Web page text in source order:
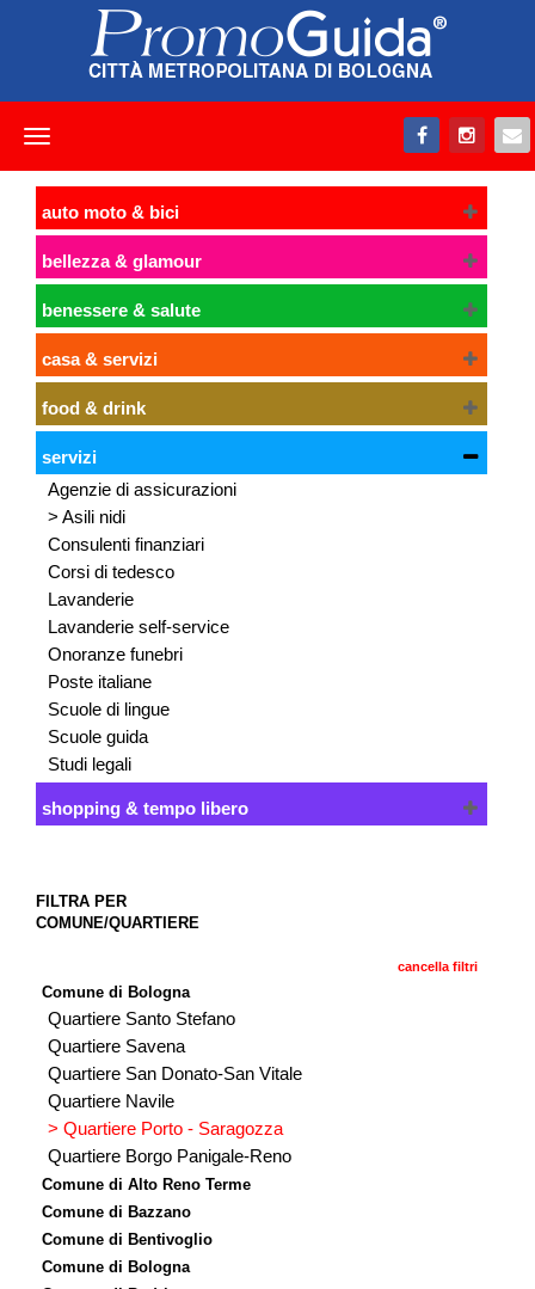
Toggle
auto moto & bici
bellezza & glamour
benessere & salute
casa & servizi
food & drink
servizi
Agenzie di assicurazioni
> Asili nidi
Consulenti finanziari
Corsi di tedesco
Lavanderie
Lavanderie self-service
Onoranze funebri
Poste italiane
Scuole di lingue
Scuole guida
Studi legali
shopping & tempo libero
FILTRA PER
COMUNE/QUARTIERE
cancella filtri
Comune di Bologna
Quartiere Santo Stefano
Quartiere Savena
Quartiere San Donato-San Vitale
Quartiere Navile
> Quartiere Porto - Saragozza
Quartiere Borgo Panigale-Reno
Comune di Alto Reno Terme
Comune di Bazzano
Comune di Bentivoglio
Comune di Bologna